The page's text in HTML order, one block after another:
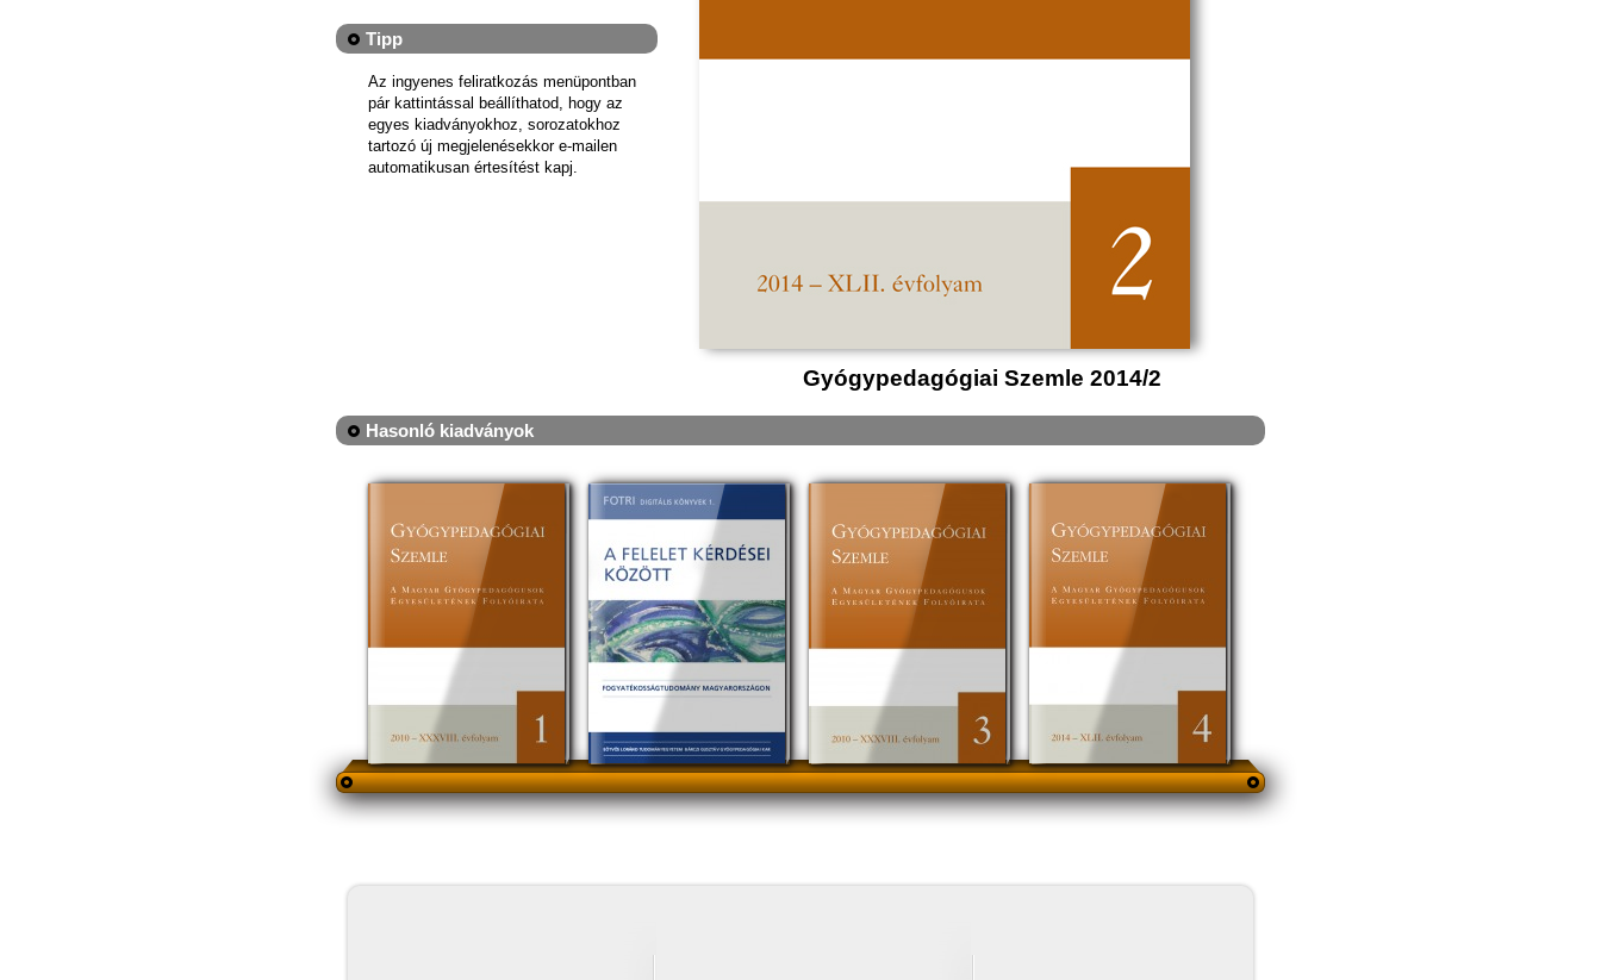
Tipp
Az ingyenes feliratkozás menüpontban
pár kattintással beállíthatod, hogy az
egyes kiadványokhoz, sorozatokhoz
tartozó új megjelenésekkor e-mailen
automatikusan értesítést kapj.
Gyógypedagógiai Szemle 2014/2
Hasonló kiadványok